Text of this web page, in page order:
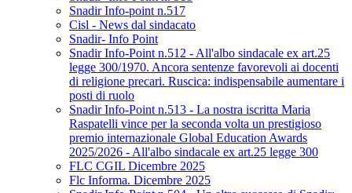
Snadir Info-point n.517
Cisl - News dal sindacato
Snadir- Info Point
Snadir Info-Point n.512 - All'albo sindacale ex art.25
legge 300/1970. Ancora sentenze favorevoli ai docenti
di religione precari. Ruscica: indispensabile aumentare i
posti di ruolo
Snadir Info-Point n.513 - La nostra iscritta Maria
Raspatelli vince per la seconda volta un prestigioso
premio internazionale Global Education Awards
2025/2026 - All'albo sindacale ex art.25 legge 300
FLC CGIL Dicembre 2025
Flc Informa. Dicembre 2025